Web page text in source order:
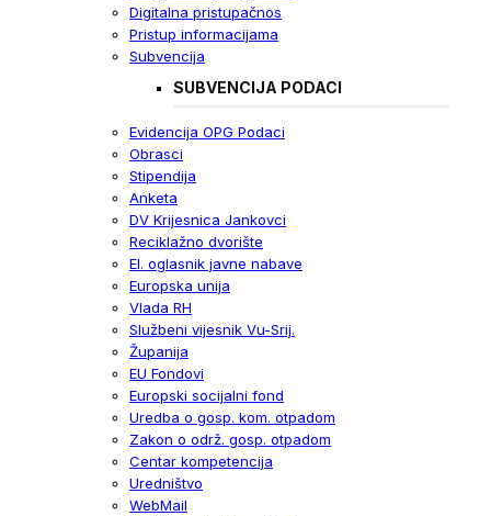
Digitalna pristupačnos
Pristup informacijama
Subvencija
SUBVENCIJA PODACI
Evidencija OPG Podaci
Obrasci
Stipendija
Anketa
DV Krijesnica Jankovci
Reciklažno dvorište
El. oglasnik javne nabave
Europska unija
Vlada RH
Službeni vijesnik Vu-Srij.
Županija
EU Fondovi
Europski socijalni fond
Uredba o gosp. kom. otpadom
Zakon o održ. gosp. otpadom
Centar kompetencija
Uredništvo
WebMail